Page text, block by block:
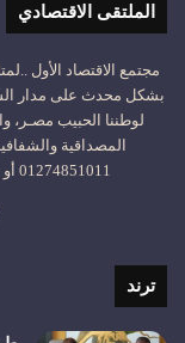
الملتقى الاقتصادي
مجتمع الاقتصاد الأول
بشكل محدث على مدار
لوطننا الحبيب مصـر،
01274851011 أو على الإيميل: moltakaaliqtisad@gmail.com
ترند